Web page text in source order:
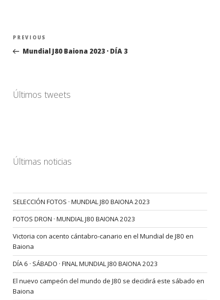
Navegación
entradas
Previous
Post
PREVIOUS
Mundial J80 Baiona 2023 · DÍA 3
Últimos tweets
Últimas noticias
SELECCIÓN FOTOS · MUNDIAL J80 BAIONA 2023
FOTOS DRON · MUNDIAL J80 BAIONA 2023
Victoria con acento cántabro-canario en el Mundial de J80 en
Baiona
DÍA 6 · SÁBADO · FINAL MUNDIAL J80 BAIONA 2023
El nuevo campeón del mundo de J80 se decidirá este sábado en
Baiona